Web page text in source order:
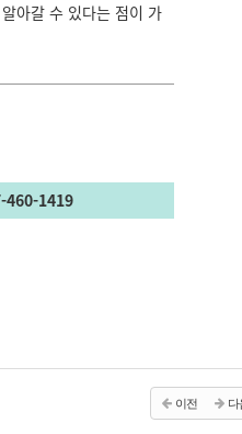
아갈 수 있다는 점이 가
460-1419
이전 다